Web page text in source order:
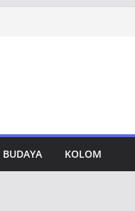
BUDAYA KOLOM